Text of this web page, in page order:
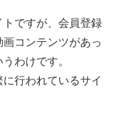
ですが、会員登録
コンテンツがあっ
わけです。
行われているサイ